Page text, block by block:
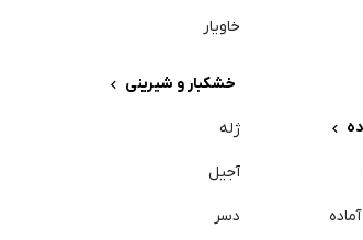
خاویار
خشکبار و شیرینی
ژله
آجیل
دسر